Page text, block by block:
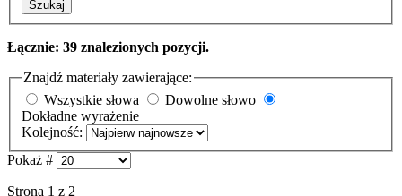
Szukaj
Łącznie: 39 znalezionych pozycji.
Znajdź materiały zawierające:
Wszystkie słowa
Dowolne słowo
Dokładne wyrażenie
Kolejność:
Pokaż #
Strona 1 z 2